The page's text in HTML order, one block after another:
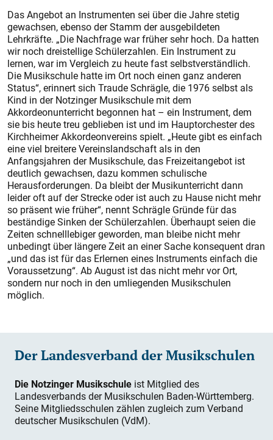
Das Angebot an Instrumenten sei über die Jahre stetig
gewachsen, ebenso der Stamm der ausgebildeten
Lehrkräfte. „Die Nachfrage war früher sehr hoch. Da hatten
wir noch dreistellige Schülerzahlen. Ein Instrument zu
lernen, war im Vergleich zu heute fast selbstverständlich.
Die Musikschule hatte im Ort noch einen ganz anderen
Status“, erinnert sich Traude Schrägle, die 1976 selbst als
Kind in der Notzinger Musikschule mit dem
Akkordeonunterricht begonnen hat – ein Instrument, dem
sie bis heute treu geblieben ist und im Hauptorchester des
Kirchheimer Akkordeonvereins spielt. „Heute gibt es einfach
eine viel breitere Vereinslandschaft als in den
Anfangsjahren der Musikschule, das Freizeitangebot ist
deutlich gewachsen, dazu kommen schulische
Herausforderungen. Da bleibt der Musikunterricht dann
leider oft auf der Strecke oder ist auch zu Hause nicht mehr
so präsent wie früher“, nennt Schrägle Gründe für das
beständige Sinken der Schülerzahlen. Überhaupt seien die
Zeiten schnelllebiger geworden, man bleibe nicht mehr
unbedingt über längere Zeit an einer Sache konsequent dran
„und das ist für das Erlernen eines Instruments einfach die
Voraussetzung“. Ab August ist das nicht mehr vor Ort,
sondern nur noch in den umliegenden Musikschulen
möglich.
Der Landesverband der Musikschulen
Die Notzinger Musikschule ist Mitglied des
Landesverbands der Musikschulen Baden-Württemberg.
Seine Mitgliedsschulen zählen zugleich zum Verband
deutscher Musikschulen (VdM).